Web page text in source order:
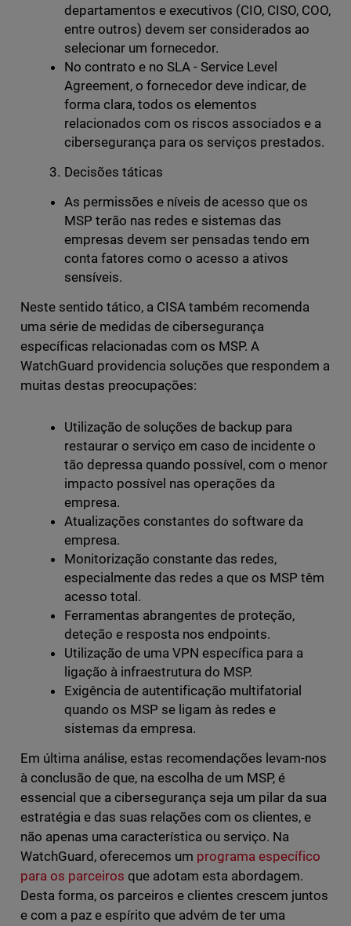
departamentos e executivos (CIO, CISO, COO,
entre outros) devem ser considerados ao
selecionar um fornecedor.
No contrato e no SLA - Service Level
Agreement, o fornecedor deve indicar, de
forma clara, todos os elementos
relacionados com os riscos associados e a
cibersegurança para os serviços prestados.
Decisões táticas
As permissões e níveis de acesso que os
MSP terão nas redes e sistemas das
empresas devem ser pensadas tendo em
conta fatores como o acesso a ativos
sensíveis.
Neste sentido tático, a CISA também recomenda
uma série de medidas de cibersegurança
específicas relacionadas com os MSP. A
WatchGuard providencia soluções que respondem a
muitas destas preocupações:
Utilização de soluções de backup para
restaurar o serviço em caso de incidente o
tão depressa quando possível, com o menor
impacto possível nas operações da
empresa.
Atualizações constantes do software da
empresa.
Monitorização constante das redes,
especialmente das redes a que os MSP têm
acesso total.
Ferramentas abrangentes de proteção,
deteção e resposta nos endpoints.
Utilização de uma VPN específica para a
ligação à infraestrutura do MSP.
Exigência de autentificação multifatorial
quando os MSP se ligam às redes e
sistemas da empresa.
Em última análise, estas recomendações levam-nos
à conclusão de que, na escolha de um MSP, é
essencial que a cibersegurança seja um pilar da sua
estratégia e das suas relações com os clientes, e
não apenas uma característica ou serviço. Na
WatchGuard, oferecemos um programa específico
para os parceiros que adotam esta abordagem.
Desta forma, os parceiros e clientes crescem juntos
e com a paz e espírito que advém de ter uma